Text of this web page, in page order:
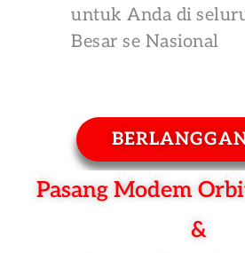
untuk Anda di
Besar se Nasional
Pasang Modem
&